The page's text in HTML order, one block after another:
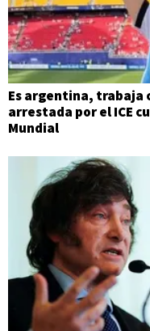
Es argentina, trabaja
arrestada por el ICE
Mundial